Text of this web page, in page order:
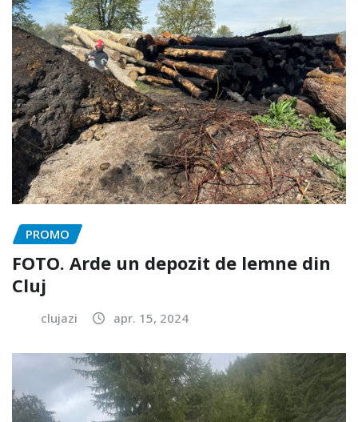
PROMO
FOTO. Arde un depozit de lemne din
Cluj
clujazi apr. 15, 2024